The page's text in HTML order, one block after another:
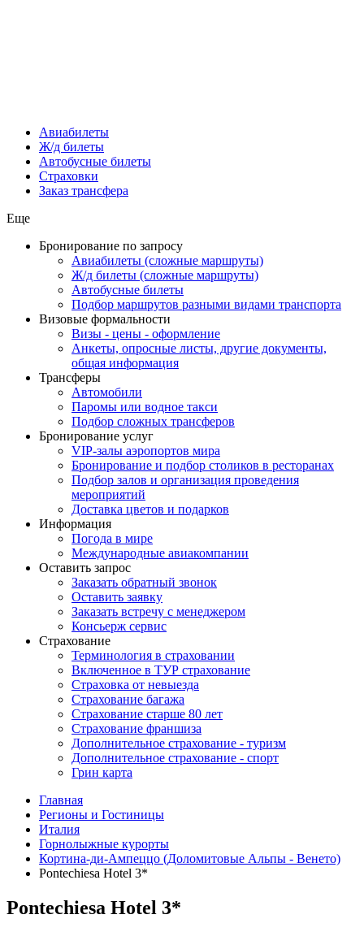
Авиабилеты
Ж/д билеты
Автобусные билеты
Страховки
Заказ трансфера
Еще
Бронирование по запросу
Авиабилеты (сложные маршруты)
Ж/д билеты (сложные маршруты)
Автобусные билеты
Подбор маршрутов разными видами транспорта
Визовые формальности
Визы - цены - оформление
Анкеты, опросные листы, другие документы,
общая информация
Трансферы
Автомобили
Паромы или водное такси
Подбор сложных трансферов
Бронирование услуг
VIP-залы аэропортов мира
Бронирование и подбор столиков в ресторанах
Подбор залов и организация проведения
мероприятий
Доставка цветов и подарков
Информация
Погода в мире
Международные авиакомпании
Оставить запрос
Заказать обратный звонок
Оставить заявку
Заказать встречу с менеджером
Консьерж сервис
Страхование
Терминология в страховании
Включенное в ТУР страхование
Страховка от невыезда
Страхование багажа
Страхование старше 80 лет
Страхование франшиза
Дополнительное страхование - туризм
Дополнительное страхование - спорт
Грин карта
Главная
Регионы и Гостиницы
Италия
Горнолыжные курорты
Кортина-ди-Ампеццо (Доломитовые Альпы - Венето)
Pontechiesa Hotel 3*
Pontechiesa Hotel 3*